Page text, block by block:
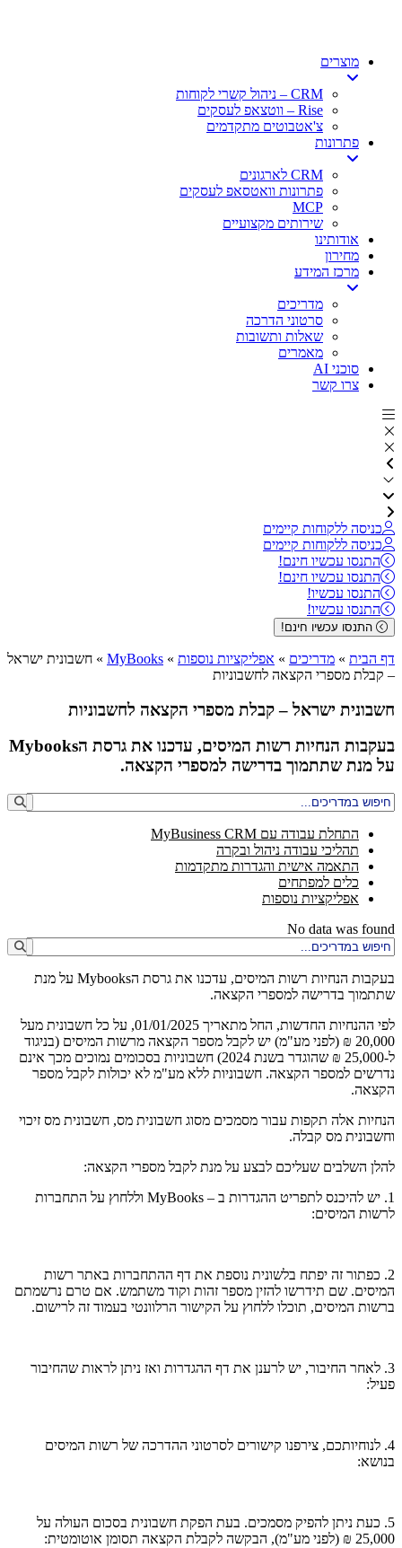
מוצרים
CRM – ניהול קשרי לקוחות
Rise – ווטצאפ לעסקים
צ'אטבוטים מתקדמים
פתרונות
CRM לארגונים
פתרונות וואטסאפ לעסקים
MCP
שירותים מקצועיים
אודותינו
מחירון
מרכז המידע
מדריכים
סרטוני הדרכה
שאלות ותשובות
מאמרים
סוכני AI
צרו קשר
כניסה ללקוחות קיימים
כניסה ללקוחות קיימים
התנסו עכשיו חינם!
התנסו עכשיו חינם!
התנסו עכשיו!
התנסו עכשיו!
התנסו עכשיו חינם!
דף הבית » מדריכים » אפליקציות נוספות »
MyBooks
» חשבונית ישראל
– קבלת מספרי הקצאה לחשבוניות
חשבונית ישראל – קבלת מספרי הקצאה לחשבוניות
בעקבות הנחיות רשות המיסים, עדכנו את גרסת הMybooks
על מנת שתתמוך בדרישה למספרי הקצאה.
התחלת עבודה עם MyBusiness CRM
תהליכי עבודה ניהול ובקרה
התאמה אישית והגדרות מתקדמות
כלים למפתחים
אפליקציות נוספות
No data was found
בעקבות הנחיות רשות המיסים, עדכנו את גרסת הMybooks על מנת
שתתמוך בדרישה למספרי הקצאה.
לפי ההנחיות החדשות, החל מתאריך 01/01/2025, על כל חשבונית מעל
20,000 ₪ (לפני מע"מ) יש לקבל מספר הקצאה מרשות המיסים (בניגוד
ל-25,000 ₪ שהוגדר בשנת 2024) חשבוניות בסכומים נמוכים מכך אינם
נדרשים למספר הקצאה. חשבוניות ללא מע"מ לא יכולות לקבל מספר
הקצאה.
הנחיות אלה תקפות עבור מסמכים מסוג חשבונית מס, חשבונית מס זיכוי
וחשבונית מס קבלה.
להלן השלבים שעליכם לבצע על מנת לקבל מספרי הקצאה:
1. יש להיכנס לתפריט ההגדרות ב – MyBooks וללחוץ על התחברות
לרשות המיסים:
2. כפתור זה יפתח בלשונית נוספת את דף ההתחברות באתר רשות
המיסים. שם תידרשו להזין מספר זהות וקוד משתמש. אם טרם נרשמתם
ברשות המיסים, תוכלו ללחוץ על הקישור הרלוונטי בעמוד זה לרישום.
3. לאחר החיבור, יש לרענן את דף ההגדרות ואז ניתן לראות שהחיבור
פעיל:
4. לנוחיותכם, צירפנו קישורים לסרטוני ההדרכה של רשות המיסים
בנושא:
5. כעת ניתן להפיק מסמכים. בעת הפקת חשבונית בסכום העולה על
25,000 ₪ (לפני מע"מ), הבקשה לקבלת הקצאה תסומן אוטומטית: